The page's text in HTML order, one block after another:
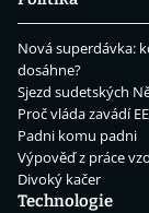
Nová superdávka:
dosáhne?
Sjezd sudetských
Proč vláda zavádí
Padni komu padni
Výpověď z práce
Divoký kačer
Technologie